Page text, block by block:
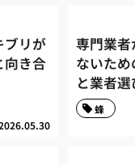
ブリが
向き合
専門業者
ないた
と業者選
蜂